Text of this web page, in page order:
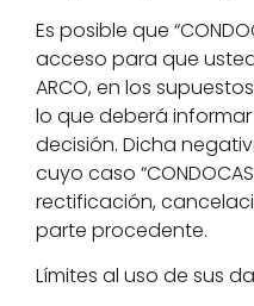
Es posible que
acceso para que
ARCO, en los
lo que deberá
decisión. Dicha
cuyo caso
rectificación,
parte procedente.
Límites al uso de sus